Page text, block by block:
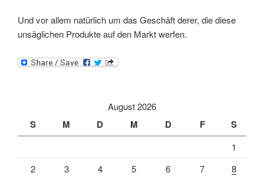
Und vor allem natürlich um das Geschäft derer, die diese
unsäglichen Produkte auf den Markt werfen.
August 2026
S M D M D F S
1
2
3 4 5 6 7
8